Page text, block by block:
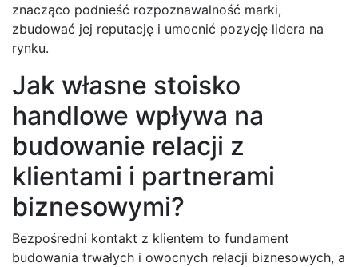
znacząco podnieść rozpoznawalność marki,
zbudować jej reputację i umocnić pozycję lidera na
rynku.
Jak własne stoisko
handlowe wpływa na
budowanie relacji z
klientami i partnerami
biznesowymi?
Bezpośredni kontakt z klientem to fundament
budowania trwałych i owocnych relacji biznesowych, a